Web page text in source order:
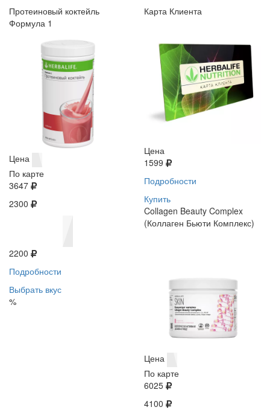
Протеиновый коктейль
Формула 1
Цена
По карте
3647
2300
2200
Подробности
Выбрать вкус
%
Карта Клиента
Цена
1599
Подробности
Купить
Collagen Beauty Complex
(Коллаген Бьюти Комплекс)
Цена
По карте
6025
4100